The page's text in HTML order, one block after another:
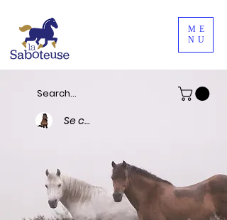
ME
NU
Se connecter